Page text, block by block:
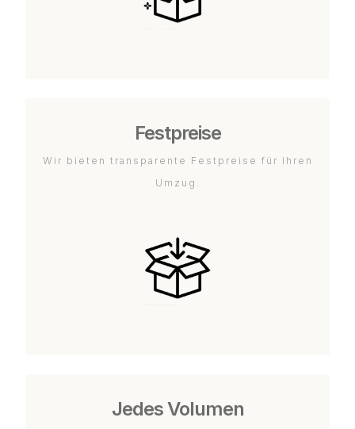
Festpreise
Wir bieten transparente Festpreise für Ihren
Umzug.
Jedes Volumen